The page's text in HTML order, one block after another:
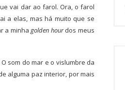
vai dar ao farol. Ora, o farol
a elas, mas há muito que se
a minhagolden hourdos meus
som do mar e o vislumbre da
alguma paz interior, por mais